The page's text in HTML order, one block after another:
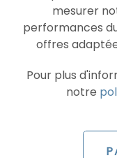
N’hésitez pas
mesurer
performances
offres
Pour plus
notre